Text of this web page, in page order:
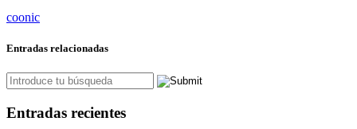
coonic
Entradas relacionadas
Entradas recientes